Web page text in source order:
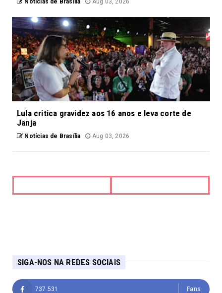
Notícias de Brasília Aug 03, 2026
Lula critica gravidez aos 16 anos e leva corte de
Janja
Notícias de Brasília Aug 03, 2026
SIGA-NOS NA REDES SOCIAIS
737.531 Fans